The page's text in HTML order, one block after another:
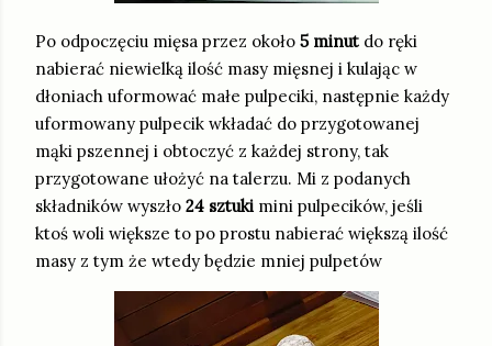
Po odpoczęciu mięsa przez około 5 minut do ręki
nabierać niewielką ilość masy mięsnej i kulając w
dłoniach uformować małe pulpeciki, następnie każdy
uformowany pulpecik wkładać do przygotowanej
mąki pszennej i obtoczyć z każdej strony, tak
przygotowane ułożyć na talerzu. Mi z podanych
składników wyszło 24 sztuki mini pulpecików, jeśli
ktoś woli większe to po prostu nabierać większą ilość
masy z tym że wtedy będzie mniej pulpetów